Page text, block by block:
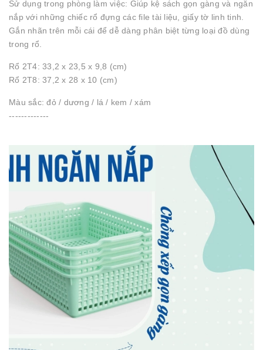
Sử dụng trong phòng làm việc: Giúp kệ sách gọn gàng và ngăn
nắp với những chiếc rổ đựng các file tài liệu, giấy tờ linh tinh.
Gắn nhãn trên mỗi cái để dễ dàng phân biệt từng loại đồ dùng
trong rổ.
Rổ 2T4: 33,2 x 23,5 x 9,8 (cm)
Rổ 2T8: 37,2 x 28 x 10 (cm)
Màu sắc: đỏ / dương / lá / kem / xám
-------------